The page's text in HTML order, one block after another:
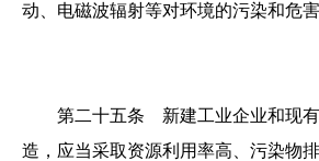
动、电磁波辐射等对环境的污染和危害
第二十五条 新建工业企业和现
造，应当采取资源利用率高、污染物